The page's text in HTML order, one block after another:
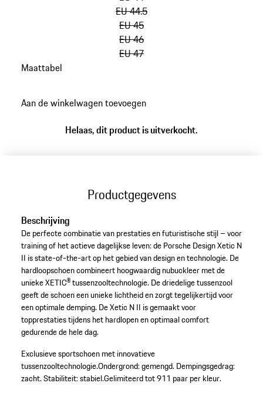
EU 44.5
EU 45
EU 46
EU 47
naar
Maattabel
Aan de winkelwagen toevoegen
Helaas, dit product is uitverkocht.
Productgegevens
Beschrijving
De perfecte combinatie van prestaties en futuristische stijl – voor
training of het actieve dagelijkse leven: de Porsche Design Xetic N
II is state-of-the-art op het gebied van design en technologie. De
hardloopschoen combineert hoogwaardig nubuckleer met de
unieke XETIC® tussenzooltechnologie. De driedelige tussenzool
geeft de schoen een unieke lichtheid en zorgt tegelijkertijd voor
een optimale demping. De Xetic N II is gemaakt voor
topprestaties tijdens het hardlopen en optimaal comfort
gedurende de hele dag.
Exclusieve sportschoen met innovatieve
tussenzooltechnologie.Ondergrond: gemengd.Dempingsgedrag:
zacht.Stabiliteit: stabiel.Gelimiteerd tot 911 paar per kleur.